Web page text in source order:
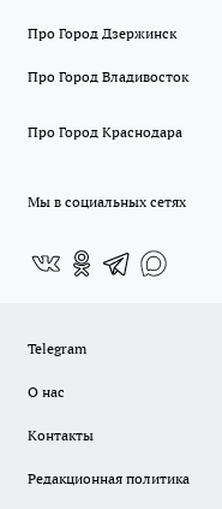
Про Город Дзержинск
Про Город Владивосток
Про Город Краснодара
Мы в социальных сетях
Telegram
О нас
Контакты
Редакционная политика